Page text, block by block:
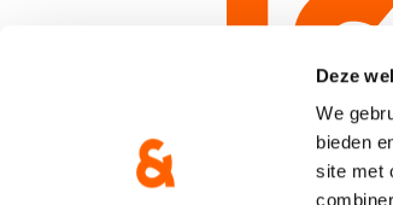
Deze
We
bieden
site met